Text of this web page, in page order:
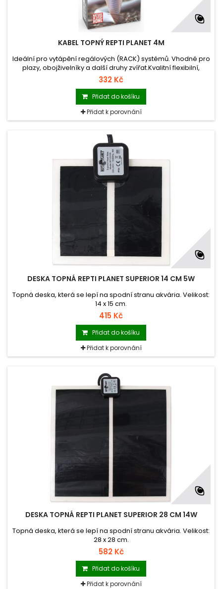
KABEL TOPNÝ REPTI PLANET 4M
Ideální pro vytápění regálových (RACK) systémů. Vhodné pro
plazy, obojživelníky a další druhy zvířat.Kvalitní flexibilní,
odolná a bezpečná konstrukce (IPX7).
332 Kč
Přidat do košíku
Přidat k porovnání
DESKA TOPNÁ REPTI PLANET SUPERIOR 14 CM 5W
Topná deska, která se lepí na spodní stranu akvária. Velikost:
14 x 15 cm.
415 Kč
Přidat do košíku
Přidat k porovnání
DESKA TOPNÁ REPTI PLANET SUPERIOR 28 CM 14W
Topná deska, která se lepí na spodní stranu akvária. Velikost:
28 x 28 cm.
582 Kč
Přidat do košíku
Přidat k porovnání